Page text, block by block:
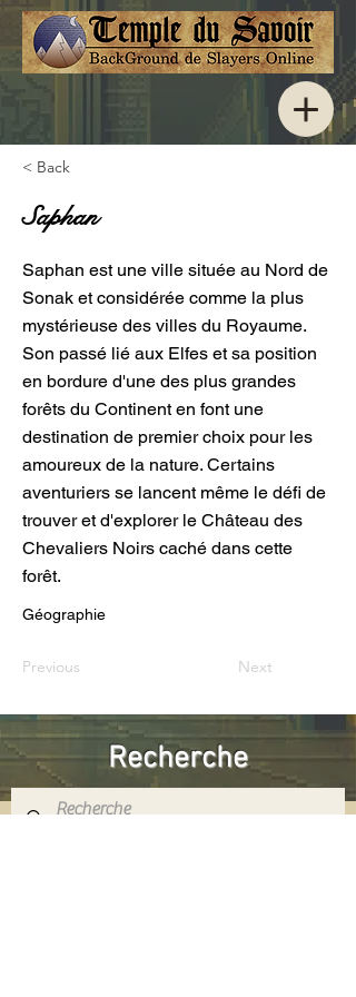
< Back
Saphan
Saphan est une ville située au Nord de
Sonak et considérée comme la plus
mystérieuse des villes du Royaume.
Son passé lié aux Elfes et sa position
en bordure d'une des plus grandes
forêts du Continent en font une
destination de premier choix pour les
amoureux de la nature. Certains
aventuriers se lancent même le défi de
trouver et d'explorer le Château des
Chevaliers Noirs caché dans cette
forêt.
Géographie
Previous Next
Recherche